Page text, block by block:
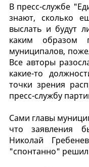
В пресс-службе
знают, сколько
выслать и будут
каким образом
муниципалов,
Все авторы
какие-то
точки зрения
пресс-службу
Сами главы
что заявления
Николай
"спонтанно" решил